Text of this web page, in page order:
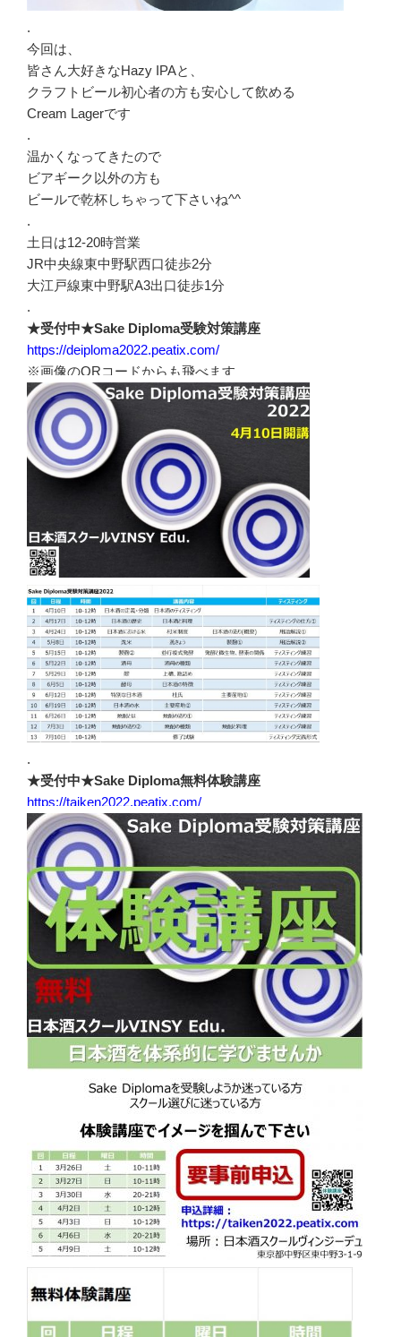
.
今回は、
皆さん大好きなHazy IPAと、
クラフトビール初心者の方も安心して飲める
Cream Lagerです
.
温かくなってきたので
ビアギーク以外の方も
ビールで乾杯しちゃって下さいね^^
.
土日は12-20時営業
JR中央線東中野駅西口徒歩2分
大江戸線東中野駅A3出口徒歩1分
.
★受付中★Sake Diploma受験対策講座
https://deiploma2022.peatix.com/
※画像のQRコードからも飛べます
.
★受付中★Sake Diploma無料体験講座
https://taiken2022.peatix.com/